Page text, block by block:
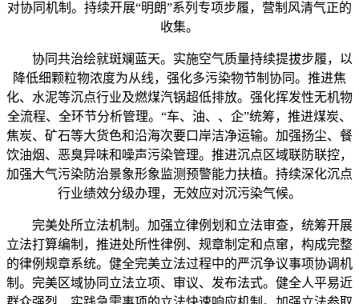
对协同机制。持续开展“明朗”系列专项步履，营制风清气正的
收集。
协同共治绘就斑斓蓝天。实施空气质量持续提拔步履，以
降低细颗粒物浓度为从线，强化多污染物节制协同。推进焦
化、水泥等沉点行业及燃煤汽锅超低排放。强化挥发性无机物
全流程、全环节分析管理。“车、油、、企”统筹，推进煤炭、
焦炭、矿石等大货色和沿海次要口岸洁净运输。加强扬尘、餐
饮油烟、恶臭异味和噪声污染管理。推进沉点区域联防联控，
加强大气污染防治景象形象监测预警能力扶植。持续深化沉点
行业绩效分级办理，无效应对沉污染气候。
完美处所立法机制。加强立律例划和立法审查，统筹开展
立法打算编制，推进处所性律例、规章制定和点窜，构成完整
的律例规章系统。健全完美立法过程中的严沉争议事项协调机
制。完美区域协同立法立项、审议、发布法式。健全人平易近